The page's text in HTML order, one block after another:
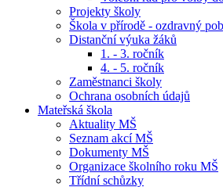
Projekty školy
Škola v přírodě - ozdravný
Distanční výuka žáků
1. - 3. ročník
4. - 5. ročník
Zaměstnanci školy
Ochrana osobních údajů
Mateřská škola
Aktuality MŠ
Seznam akcí MŠ
Dokumenty MŠ
Organizace školního roku MŠ
Třídní schůzky